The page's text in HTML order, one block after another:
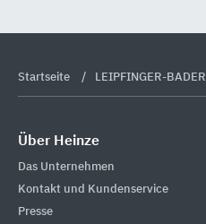
Startseite LEIPFINGER-BADER
Über Heinze
Das Unternehmen
Kontakt und Kundenservice
Presse